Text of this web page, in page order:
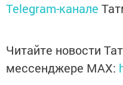
Telegram-канале
Читайте новости
мессенджере MАХ: